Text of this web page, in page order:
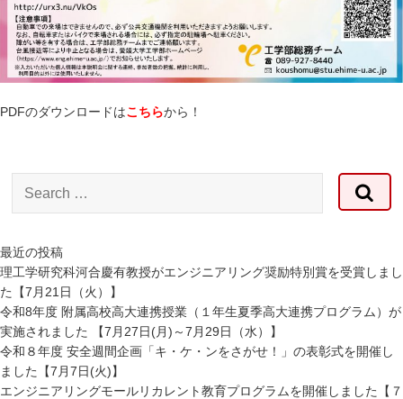
PDFのダウンロードはこちらから！
for:
最近の投稿
理工学研究科河合慶有教授がエンジニアリング奨励特別賞を受賞しまし
た【7月21日（火）】
令和8年度 附属高校高大連携授業（１年生夏季高大連携プログラム）が
実施されました 【7月27日(月)～7月29日（水）】
令和８年度 安全週間企画「キ・ケ・ンをさがせ！」の表彰式を開催し
ました【7月7日(火)】
エンジニアリングモールリカレント教育プログラムを開催しました【７